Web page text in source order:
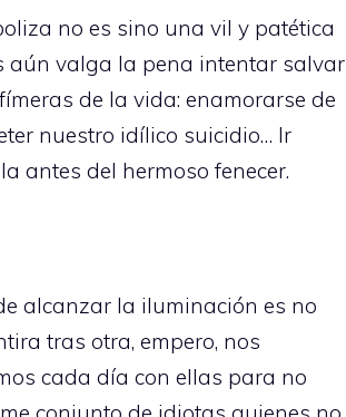
no es sino una vil y patética
aún valga la pena intentar salvar
de la vida: enamorarse de
nuestro idílico suicidio… Ir
antes del hermoso fenecer.
alcanzar la iluminación es no
tras otra, empero, nos
cada día con ellas para no